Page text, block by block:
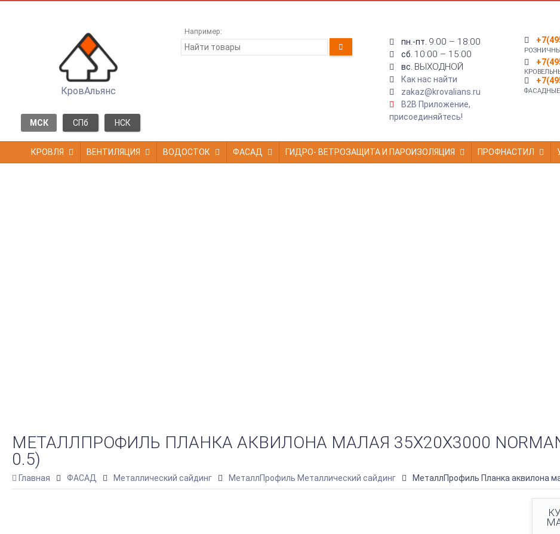
КровАльянс
МСК СПб НСК
Например:
пн.-пт. 9:00 – 18:00
сб. 10:00 – 15:00
вс. ВЫХОДНОЙ
Как нас найти
zakaz@krovalians.ru
B2B Приложение,
присоединяйтесь!
КРОВЛЯ ВЕНТИЛЯЦИЯ ВОДОСТОК ФАСАД ГИДРО- ВЕТРОЗАЩИТА И ПАРОИЗОЛЯЦИЯ ПРОФНАСТИЛ
МЕТАЛЛПРОФИЛЬ ПЛАНКА АКВИЛОНА МАЛАЯ 35Х20Х3000
0.5)
Главная ФАСАД Металлический сайдинг МеталлПрофиль Металлический сайдинг МеталлПрофиль Планка аквилона